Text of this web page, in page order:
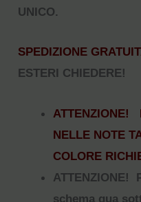
UNICO.
SPEDIZIONE
ESTERI CHIEDERE!
ATTENZIONE!
NELLE NOTE
COLORE
ATTENZIONE!
schema qua